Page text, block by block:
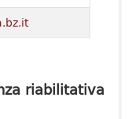
riabilitativa